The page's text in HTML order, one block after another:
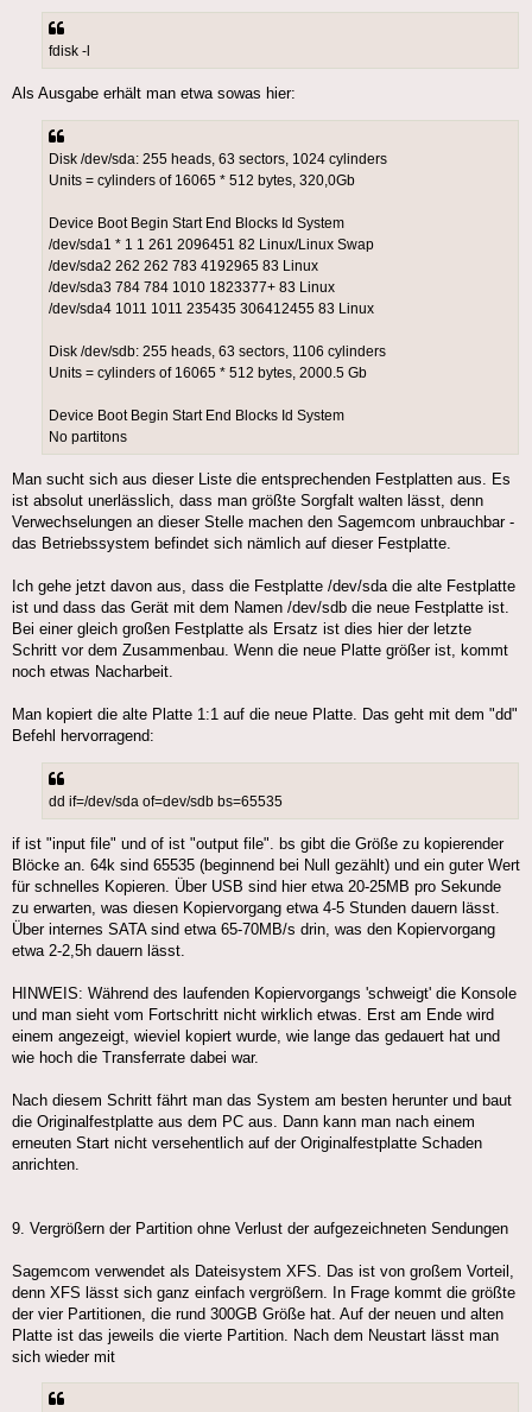
fdisk -l
Als Ausgabe erhält man etwa sowas hier:
Disk /dev/sda: 255 heads, 63 sectors, 1024 cylinders
Units = cylinders of 16065 * 512 bytes, 320,0Gb
Device Boot Begin Start End Blocks Id System
/dev/sda1 * 1 1 261 2096451 82 Linux/Linux Swap
/dev/sda2 262 262 783 4192965 83 Linux
/dev/sda3 784 784 1010 1823377+ 83 Linux
/dev/sda4 1011 1011 235435 306412455 83 Linux
Disk /dev/sdb: 255 heads, 63 sectors, 1106 cylinders
Units = cylinders of 16065 * 512 bytes, 2000.5 Gb
Device Boot Begin Start End Blocks Id System
No partitons
Man sucht sich aus dieser Liste die entsprechenden Festplatten aus. Es
ist absolut unerlässlich, dass man größte Sorgfalt walten lässt, denn
Verwechselungen an dieser Stelle machen den Sagemcom unbrauchbar -
das Betriebssystem befindet sich nämlich auf dieser Festplatte.
Ich gehe jetzt davon aus, dass die Festplatte /dev/sda die alte Festplatte
ist und dass das Gerät mit dem Namen /dev/sdb die neue Festplatte ist.
Bei einer gleich großen Festplatte als Ersatz ist dies hier der letzte
Schritt vor dem Zusammenbau. Wenn die neue Platte größer ist, kommt
noch etwas Nacharbeit.
Man kopiert die alte Platte 1:1 auf die neue Platte. Das geht mit dem "dd"
Befehl hervorragend:
dd if=/dev/sda of=dev/sdb bs=65535
if ist "input file" und of ist "output file". bs gibt die Größe zu kopierender
Blöcke an. 64k sind 65535 (beginnend bei Null gezählt) und ein guter Wert
für schnelles Kopieren. Über USB sind hier etwa 20-25MB pro Sekunde
zu erwarten, was diesen Kopiervorgang etwa 4-5 Stunden dauern lässt.
Über internes SATA sind etwa 65-70MB/s drin, was den Kopiervorgang
etwa 2-2,5h dauern lässt.
HINWEIS: Während des laufenden Kopiervorgangs 'schweigt' die Konsole
und man sieht vom Fortschritt nicht wirklich etwas. Erst am Ende wird
einem angezeigt, wieviel kopiert wurde, wie lange das gedauert hat und
wie hoch die Transferrate dabei war.
Nach diesem Schritt fährt man das System am besten herunter und baut
die Originalfestplatte aus dem PC aus. Dann kann man nach einem
erneuten Start nicht versehentlich auf der Originalfestplatte Schaden
anrichten.
9. Vergrößern der Partition ohne Verlust der aufgezeichneten Sendungen
Sagemcom verwendet als Dateisystem XFS. Das ist von großem Vorteil,
denn XFS lässt sich ganz einfach vergrößern. In Frage kommt die größte
der vier Partitionen, die rund 300GB Größe hat. Auf der neuen und alten
Platte ist das jeweils die vierte Partition. Nach dem Neustart lässt man
sich wieder mit